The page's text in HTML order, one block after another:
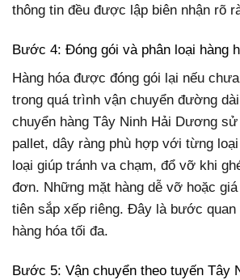
thông tin đều được lập biên nhận rõ
Bước 4: Đóng gói và phân loại hàng
Hàng hóa được đóng gói lại nếu
trong quá trình vận chuyển đường
chuyển hàng Tây Ninh Hải Dương
pallet, dây ràng phù hợp với từng
loại giúp tránh va chạm, đổ vỡ khi
đơn. Những mặt hàng dễ vỡ hoặc
tiên sắp xếp riêng. Đây là bước quan
hàng hóa tối đa.
Bước 5: Vận chuyển theo tuyến Tây